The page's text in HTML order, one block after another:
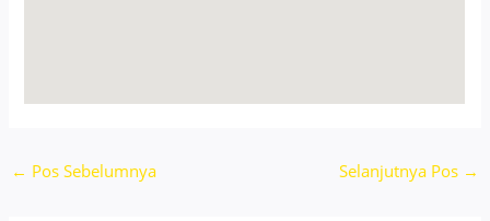
← Pos Sebelumnya Selanjutnya Pos →